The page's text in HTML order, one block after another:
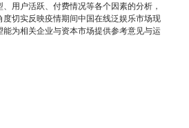
用户活跃、 付费情况等各个因素的分析，
度切实反映疫情期间中国在线泛娱乐市场现
能为相关企业与资本市场提供参考意见与运